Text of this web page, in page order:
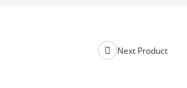
Next Product